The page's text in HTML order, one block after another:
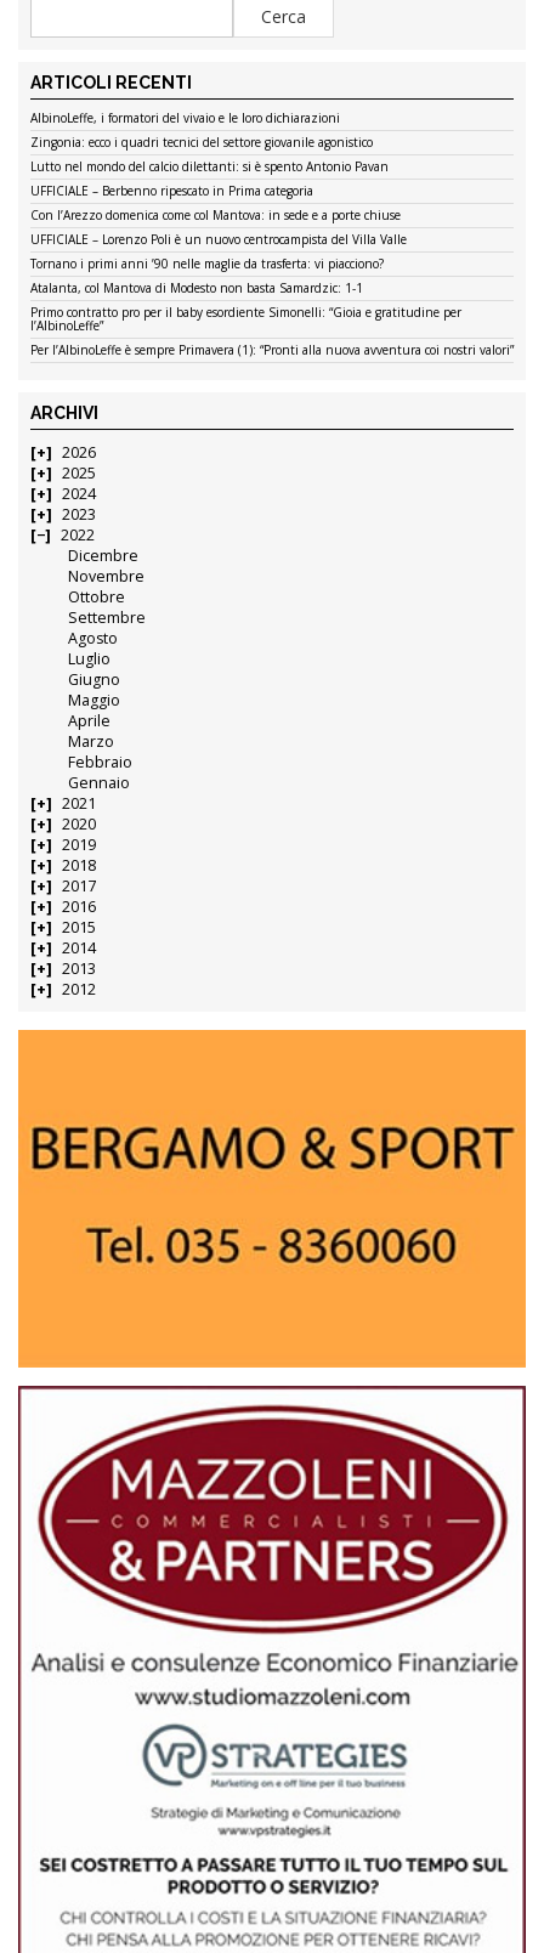
ARTICOLI RECENTI
AlbinoLeffe, i formatori del vivaio e le loro dichiarazioni
Zingonia: ecco i quadri tecnici del settore giovanile agonistico
Lutto nel mondo del calcio dilettanti: si è spento Antonio Pavan
UFFICIALE – Berbenno ripescato in Prima categoria
Con l’Arezzo domenica come col Mantova: in sede e a porte chiuse
UFFICIALE – Lorenzo Poli è un nuovo centrocampista del Villa Valle
Tornano i primi anni ’90 nelle maglie da trasferta: vi piacciono?
Atalanta, col Mantova di Modesto non basta Samardzic: 1-1
Primo contratto pro per il baby esordiente Simonelli: “Gioia e gratitudine per
l’AlbinoLeffe”
Per l’AlbinoLeffe è sempre Primavera (1): “Pronti alla nuova avventura coi nostri valori”
ARCHIVI
2026
2025
2024
2023
2022
Dicembre
Novembre
Ottobre
Settembre
Agosto
Luglio
Giugno
Maggio
Aprile
Marzo
Febbraio
Gennaio
2021
2020
2019
2018
2017
2016
2015
2014
2013
2012